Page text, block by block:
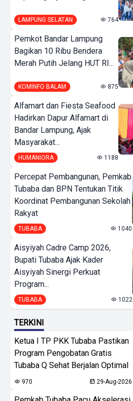
LAMPUNG SELATAN 764
Pemkot Bandar Lampung
Bagikan 10 Ribu Bendera
Merah Putih Jelang HUT RI...
KOMINFO BALAM 875
Alfamart dan Fiesta Seafood
Hadirkan Dapur Alfamart di
Bandar Lampung, Ajak
Masyarakat...
HUMANIORA 1188
Percepat Pembangunan, Pemkab
Tubaba dan BPN Tentukan Titik
Koordinat Pembangunan Sekolah
Rakyat
TUBABA 1040
Aisyiyah Cadre Camp 2026,
Bupati Tubaba Ajak Kader
Aisyiyah Sinergi Perkuat
Program...
TUBABA 1022
TERKINI
Ketua I TP PKK Tubaba Pastikan
Program Pengobatan Gratis
Tubaba Q Sehat Berjalan Optimal
970 29-Aug-2026